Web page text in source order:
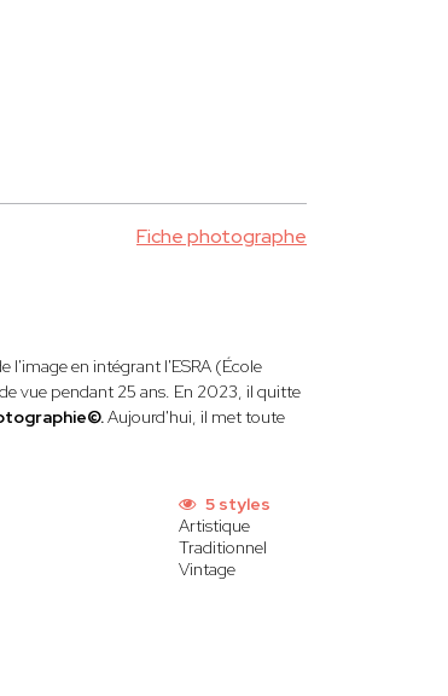
Fiche photographe
l'image en intégrant l'ESRA (École
vue pendant 25 ans. En 2023, il quitte
Aujourd'hui, il met toute
5 styles
Artistique
Traditionnel
Vintage